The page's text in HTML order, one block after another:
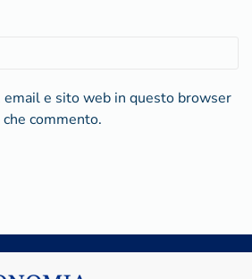
email e sito web in questo browser
commento.